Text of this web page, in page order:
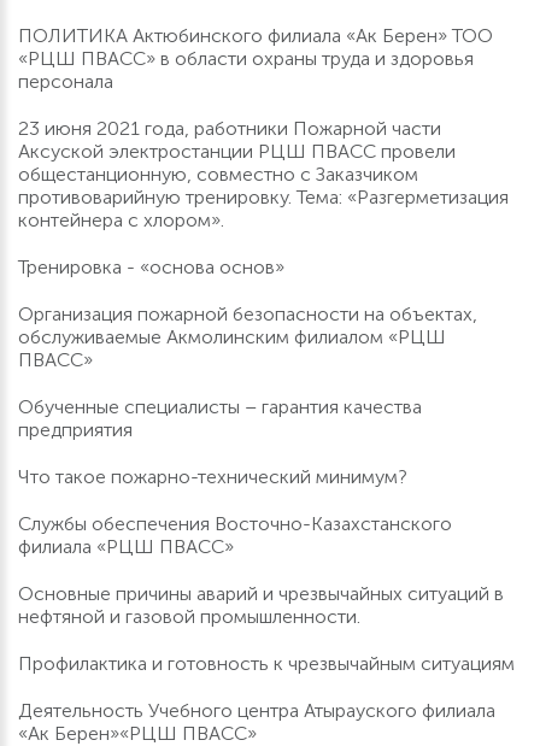
ПОЛИТИКА Актюбинского филиала «Ак Берен» ТОО
«РЦШ ПВАСС» в области охраны труда и здоровья
персонала
23 июня 2021 года, работники Пожарной части
Аксуской электростанции РЦШ ПВАСС провели
общестанционную, совместно с Заказчиком
противоварийную тренировку. Тема: «Разгерметизация
контейнера с хлором».
Тренировка - «основа основ»
Организация пожарной безопасности на объектах,
обслуживаемые Акмолинским филиалом «РЦШ
ПВАСС»
Обученные специалисты – гарантия качества
предприятия
Что такое пожарно-технический минимум?
Службы обеспечения Восточно-Казахстанского
филиала «РЦШ ПВАСС»
Основные причины аварий и чрезвычайных ситуаций в
нефтяной и газовой промышленности.
Профилактика и готовность к чрезвычайным ситуациям
Деятельность Учебного центра Атырауского филиала
«Ак Берен»«РЦШ ПВАСС»